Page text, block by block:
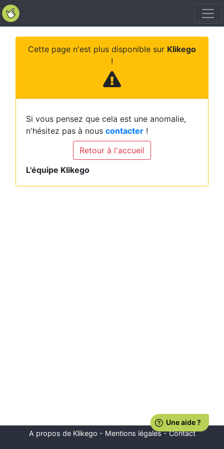
Cette page n'est plus disponible sur Klikego
!
Si vous pensez que cela est une anomalie,
n'hésitez pas à nous contacter !
Retour à l'accueil
L'équipe Klikego
A propos de Klikego - Mentions légales-Contact